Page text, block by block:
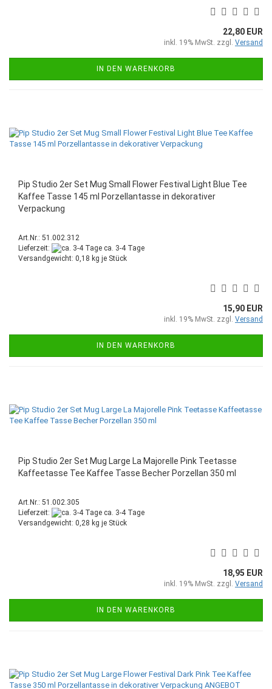
22,80 EUR
inkl. 19% MwSt. zzgl. Versand
IN DEN WARENKORB
Pip Studio 2er Set Mug Small Flower Festival Light Blue Tee
Kaffee Tasse 145 ml Porzellantasse in dekorativer
Verpackung
Art.Nr.: 51.002.312
Lieferzeit:
ca. 3-4 Tage
Versandgewicht: 0,18 kg je Stück
15,90 EUR
inkl. 19% MwSt. zzgl. Versand
IN DEN WARENKORB
Pip Studio 2er Set Mug Large La Majorelle Pink Teetasse
Kaffeetasse Tee Kaffee Tasse Becher Porzellan 350 ml
Art.Nr.: 51.002.305
Lieferzeit:
ca. 3-4 Tage
Versandgewicht: 0,28 kg je Stück
18,95 EUR
inkl. 19% MwSt. zzgl. Versand
IN DEN WARENKORB